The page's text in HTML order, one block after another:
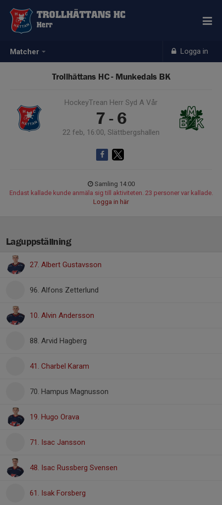
Matcher Logga in
TROLLHÄTTANS HC
Herr
Trollhättans HC - Munkedals BK
HockeyTrean Herr Syd A Vår
7 - 6
22 feb, 16:00, Slättbergshallen
Samling 14:00
Endast kallade kunde anmäla sig till aktiviteten. 23 personer var kallade.
Logga in här
Laguppställning
27. Albert Gustavsson
96. Alfons Zetterlund
10. Alvin Andersson
88. Arvid Hagberg
41. Charbel Karam
70. Hampus Magnusson
19. Hugo Orava
71. Isac Jansson
48. Isac Russberg Svensen
61. Isak Forsberg